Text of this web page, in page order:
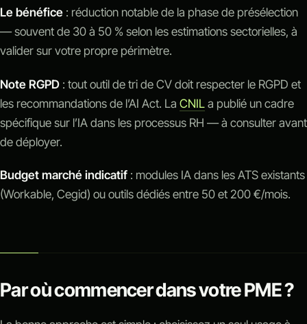
Le bénéfice : réduction notable de la phase de présélection
— souvent de 30 à 50 % selon les estimations sectorielles, à
valider sur votre propre périmètre.
Note RGPD : tout outil de tri de CV doit respecter le RGPD et
les recommandations de l’AI Act. La CNILa publié un cadre
spécifique sur l’IA dans les processus RH — à consulter avant
de déployer.
Budget marché indicatif : modules IA dans les ATS existants
(Workable, Cegid) ou outils dédiés entre 50 et 200 €/mois.
Par où commencer dans votre PME ?